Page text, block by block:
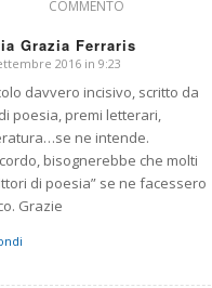
COMMENTO
Grazia Ferraris
2016 in 9:23
davvero incisivo, scritto da
poesia, premi letterari,
ne intende.
bisognerebbe che molti
di poesia” se ne facessero
Grazie